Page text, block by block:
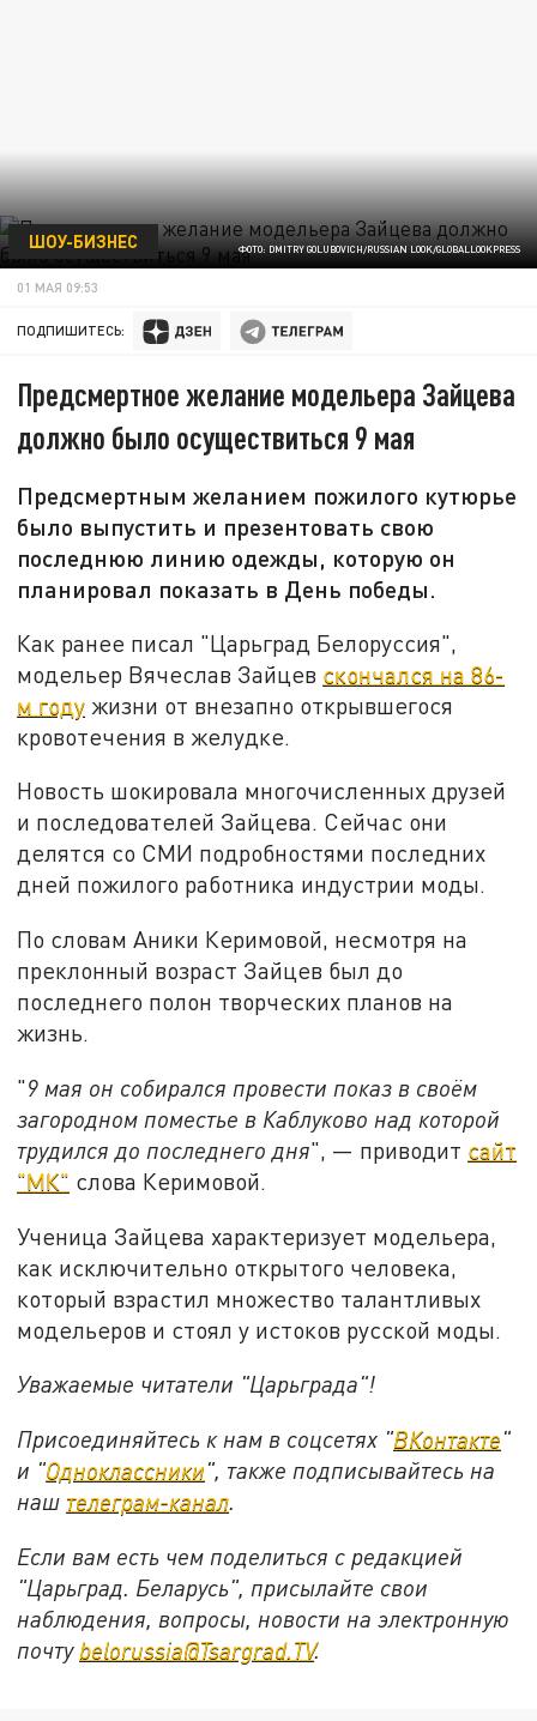
ФОТО: DMITRY GOLUBOVICH/RUSSIAN LOOK/GLOBALLOOKPRESS
ШОУ-БИЗНЕС
01 МАЯ 09:53
ПОДПИШИТЕСЬ:
Предсмертное желание модельера Зайцева
должно было осуществиться 9 мая
Предсмертным желанием пожилого кутюрье
было выпустить и презентовать свою
последнюю линию одежды, которую он
планировал показать в День победы.
Как ранее писал "Царьград Белоруссия",
модельер Вячеслав Зайцев скончался на 86-
м году жизни от внезапно открывшегося
кровотечения в желудке.
Новость шокировала многочисленных друзей
и последователей Зайцева. Сейчас они
делятся со СМИ подробностями последних
дней пожилого работника индустрии моды.
По словам Аники Керимовой, несмотря на
преклонный возраст Зайцев был до
последнего полон творческих планов на
жизнь.
"9 мая он собирался провести показ в своём
загородном поместье в Каблуково над которой
трудился до последнего дня", — приводит сайт
"МК" слова Керимовой.
Ученица Зайцева характеризует модельера,
как исключительно открытого человека,
который взрастил множество талантливых
модельеров и стоял у истоков русской моды.
Уважаемые читатели "Царьграда"!
Присоединяйтесь к нам в соцсетях "ВКонтакте"
и "Одноклассники", также подписывайтесь на
наш телеграм-канал.
Если вам есть чем поделиться с редакцией
"Царьград. Беларусь", присылайте свои
наблюдения, вопросы, новости на электронную
почту belorussia@Tsargrad.TV.